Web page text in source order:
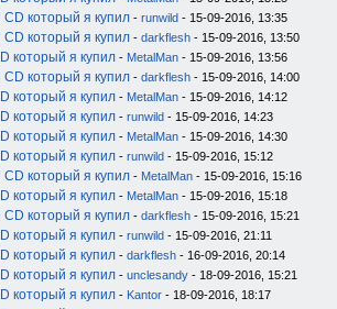
который я купил - runwild - 15-09-2016, 13:35
который я купил - darkflesh - 15-09-2016, 13:50
который я купил - MetalMan - 15-09-2016, 13:56
который я купил - darkflesh - 15-09-2016, 14:00
который я купил - MetalMan - 15-09-2016, 14:12
который я купил - runwild - 15-09-2016, 14:23
который я купил - MetalMan - 15-09-2016, 14:30
который я купил - runwild - 15-09-2016, 15:12
который я купил - MetalMan - 15-09-2016, 15:16
который я купил - MetalMan - 15-09-2016, 15:18
который я купил - darkflesh - 15-09-2016, 15:21
который я купил - runwild - 15-09-2016, 21:11
который я купил - darkflesh - 16-09-2016, 20:14
который я купил - unclesandy - 18-09-2016, 15:21
который я купил - Kantor - 18-09-2016, 18:17